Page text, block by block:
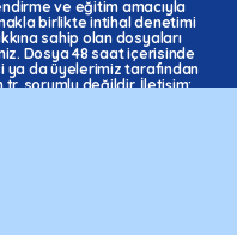
ve eğitim amacıyla
birlikte intihal denetimi
sahip olan dosyaları
Dosya 48 saat içerisinde
ya da üyelerimiz tarafından
sorumlu değildir. İletişim: